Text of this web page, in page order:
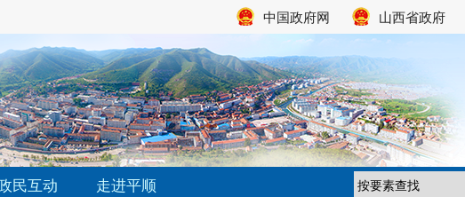
中国政府网 山西省政府
民互动 走进平顺